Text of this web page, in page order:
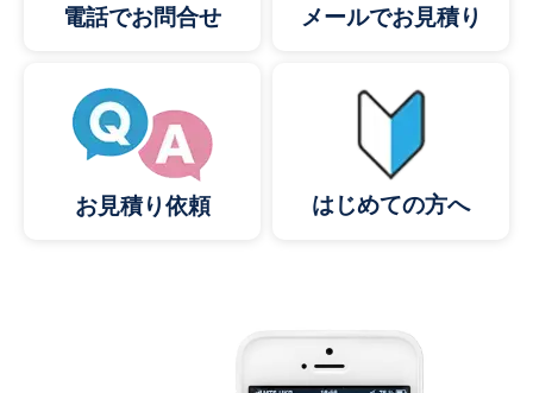
電話でお問合せ メールでお見積り
お見積り依頼 はじめての方へ